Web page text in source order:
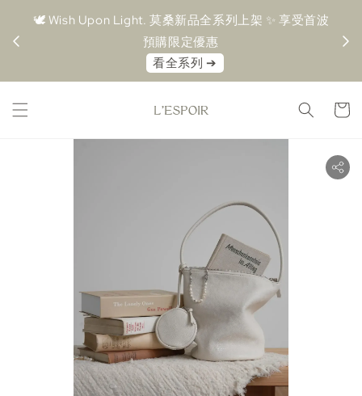
🕊️ Wish Upon Light. 莫桑新品全系列上架 ✨ 享受首波
預購限定優惠⁠
⁠看全系列 ➔⁠